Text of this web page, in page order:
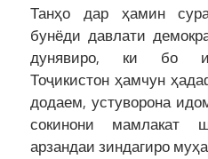
Танҳо дар ҳамин
бунёди давлати
дунявиро, ки бо
Тоҷикистон ҳамчун
додаем, устуворона
сокинони мамлакат
арзандаи зиндагиро